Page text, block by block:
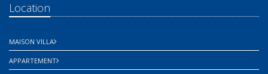
Location
MAISON VILLA
APPARTEMENT